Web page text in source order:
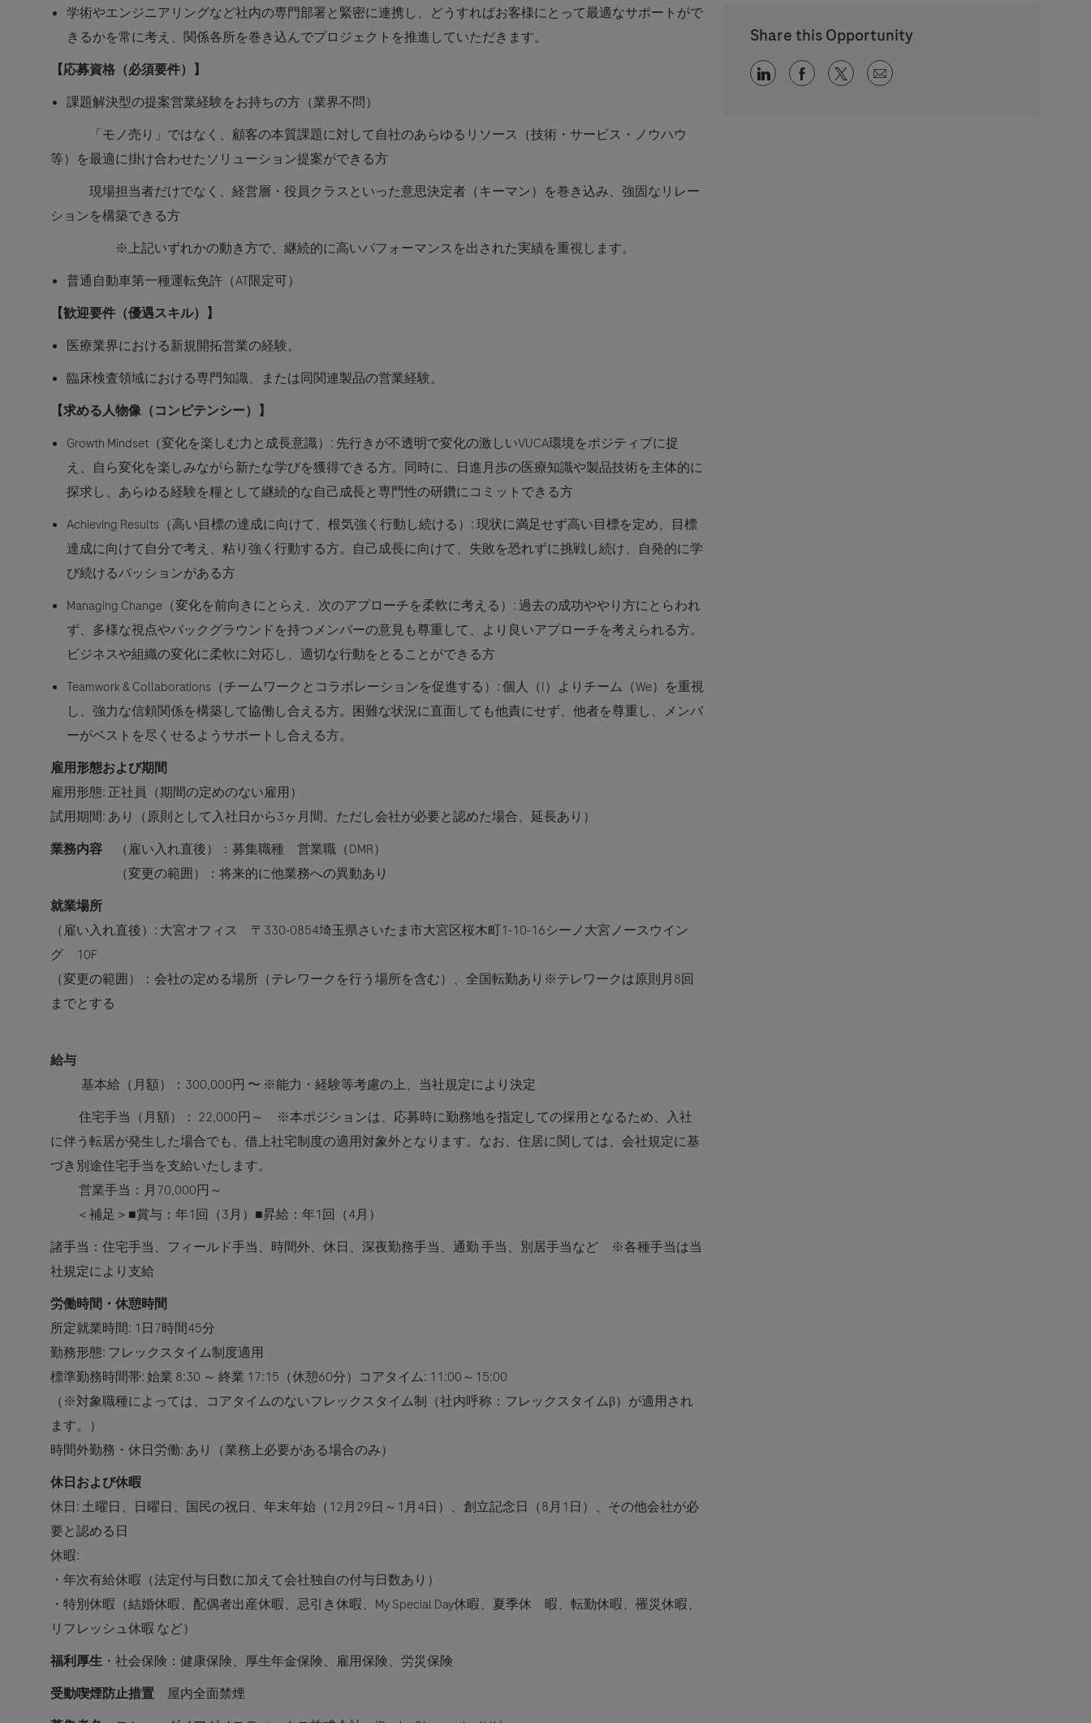
学術やエンジニアリングなど社内の専門部署と緊密に連携し、どうすればお客様にとって最適なサポートがで
きるかを常に考え、関係各所を巻き込んでプロジェクトを推進していただきます。
【応募資格（必須要件）】
課題解決型の提案営業経験をお持ちの方（業界不問）
「モノ売り」ではなく、顧客の本質課題に対して自社のあらゆるリソース（技術・サービス・ノウハウ
等）を最適に掛け合わせたソリューション提案ができる方
現場担当者だけでなく、経営層・役員クラスといった意思決定者（キーマン）を巻き込み、強固なリレー
ションを構築できる方
※上記いずれかの動き方で、継続的に高いパフォーマンスを出された実績を重視します。
普通自動車第一種運転免許（AT限定可）
【歓迎要件（優遇スキル）】
医療業界における新規開拓営業の経験。
臨床検査領域における専門知識、または同関連製品の営業経験。
【求める人物像（コンピテンシー）】
Growth Mindset（変化を楽しむ力と成長意識）: 先行きが不透明で変化の激しいVUCA環境をポジティブに捉
え、自ら変化を楽しみながら新たな学びを獲得できる方。同時に、日進月歩の医療知識や製品技術を主体的に
探求し、あらゆる経験を糧として継続的な自己成長と専門性の研鑽にコミットできる方
Achieving Results（高い目標の達成に向けて、根気強く行動し続ける）:現状に満足せず高い目標を定め、目標
達成に向けて自分で考え、粘り強く行動する方。自己成長に向けて、失敗を恐れずに挑戦し続け、自発的に学
び続けるパッションがある方
Managing Change（変化を前向きにとらえ、次のアプローチを柔軟に考える）:過去の成功ややり方にとらわれ
ず、多様な視点やバックグラウンドを持つメンバーの意見も尊重して、より良いアプローチを考えられる方。
ビジネスや組織の変化に柔軟に対応し、適切な行動をとることができる方
Teamwork & Collaborations（チームワークとコラボレーションを促進する）:個人（I）よりチーム（We）を重視
し、強力な信頼関係を構築して協働し合える方。困難な状況に直面しても他責にせず、他者を尊重し、メンバ
ーがベストを尽くせるようサポートし合える方。
雇用形態および期間
雇用形態: 正社員（期間の定めのない雇用）
試用期間: あり（原則として入社日から3ヶ月間。ただし会社が必要と認めた場合、延長あり）
業務内容 （雇い入れ直後）：募集職種 営業職（DMR）
（変更の範囲）：将来的に他業務への異動あり
就業場所
（雇い入れ直後）: 大宮オフィス 〒330-0854埼玉県さいたま市大宮区桜木町1-10-16シーノ大宮ノースウイン
グ 10F
（変更の範囲）：会社の定める場所（テレワークを行う場所を含む）、全国転勤あり※テレワークは原則月8回
までとする
給与
基本給（月額）：300,000円 〜 ※能力・経験等考慮の上、当社規定により決定
住宅手当（月額）： 22,000円～ ※本ポジションは、応募時に勤務地を指定しての採用となるため、入社
に伴う転居が発生した場合でも、借上社宅制度の適用対象外となります。なお、住居に関しては、会社規定に基
づき別途住宅手当を支給いたします。
営業手当：月70,000円～
＜補足＞■賞与：年1回（3月）■昇給：年1回（4月）
諸手当：住宅手当、フィールド手当、時間外、休日、深夜勤務手当、通勤 手当、別居手当など ※各種手当は当
社規定により支給
労働時間・休憩時間
所定就業時間: 1日7時間45分
勤務形態: フレックスタイム制度適用
標準勤務時間帯: 始業 8:30 ～ 終業 17:15（休憩60分）コアタイム: 11:00～15:00
（※対象職種によっては、コアタイムのないフレックスタイム制（社内呼称：フレックスタイムβ）が適用され
ます。）
時間外勤務・休日労働: あり（業務上必要がある場合のみ）
休日および休暇
休日: 土曜日、日曜日、国民の祝日、年末年始（12月29日～1月4日）、創立記念日（8月1日）、その他会社が必
要と認める日
休暇:
・年次有給休暇（法定付与日数に加えて会社独自の付与日数あり）
・特別休暇（結婚休暇、配偶者出産休暇、忌引き休暇、My Special Day休暇、夏季休 暇、転勤休暇、罹災休暇、
リフレッシュ休暇 など）
福利厚生 ・社会保険：健康保険、厚生年金保険、雇用保険、労災保険
受動喫煙防止措置 屋内全面禁煙
Share this Opportunity
Share via LinkedIn
Share via Facebook
Share via twitter
Share via email